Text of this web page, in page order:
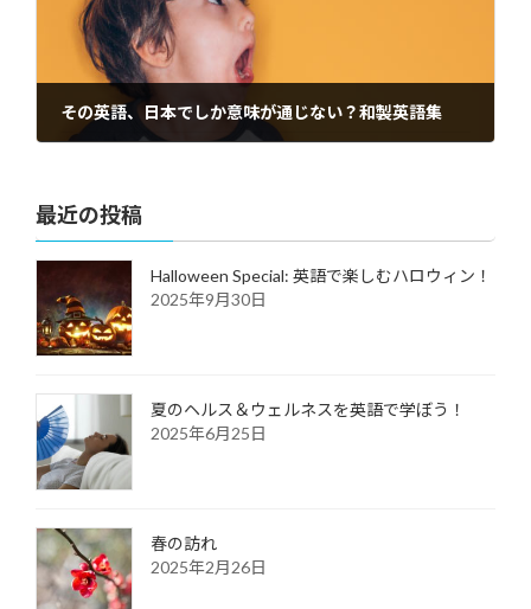
その英語、日本でしか意味が通じない？和製英語集
最近の投稿
Halloween Special: 英語で楽しむハロウィン！
2025年9月30日
夏のヘルス＆ウェルネスを英語で学ぼう！
2025年6月25日
春の訪れ
2025年2月26日